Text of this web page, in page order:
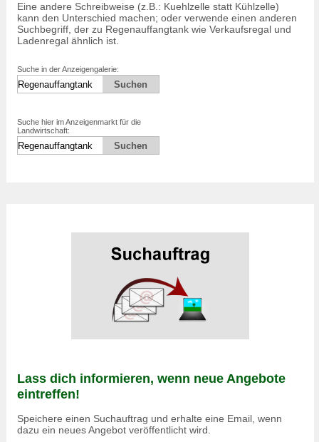
Eine andere Schreibweise (z.B.: Kuehlzelle statt Kühlzelle)
kann den Unterschied machen; oder verwende einen anderen
Suchbegriff, der zu Regenauffangtank wie Verkaufsregal und
Ladenregal ähnlich ist.
Suche in der Anzeigengalerie:
Suche hier im Anzeigenmarkt für die
Landwirtschaft:
Lass dich informieren, wenn neue Angebote
eintreffen!
Speichere einen Suchauftrag und erhalte eine Email, wenn
dazu ein neues Angebot veröffentlicht wird.